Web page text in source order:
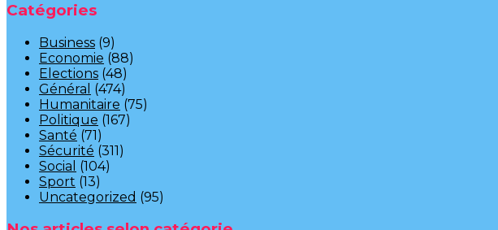
Catégories
Business (9)
Economie (88)
Elections (48)
Général (474)
Humanitaire (75)
Politique (167)
Santé (71)
Sécurité (311)
Social (104)
Sport (13)
Uncategorized (95)